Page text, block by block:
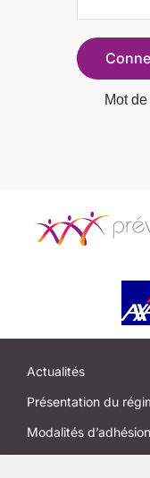
Mot
Actualités
Présentation du
Modalités